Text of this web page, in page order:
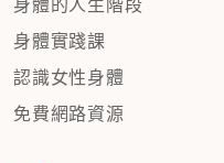
身體實踐課
認識女性身體
免費網路資源